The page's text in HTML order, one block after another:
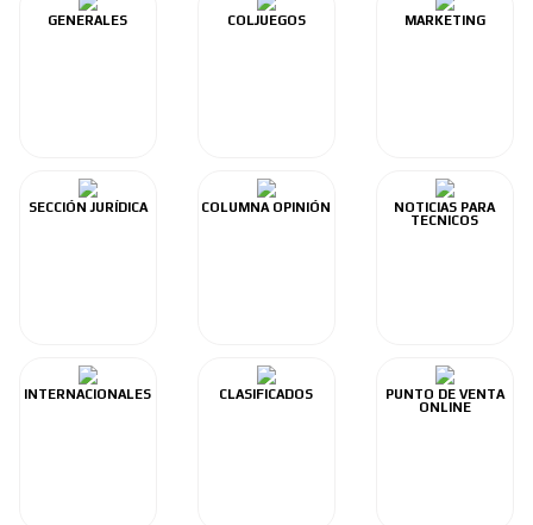
GENERALES COLJUEGOS MARKETING
SECCIÓN JURÍDICA COLUMNA OPINIÓN
NOTICIAS PARA
TECNICOS
INTERNACIONALES CLASIFICADOS
PUNTO DE VENTA
ONLINE